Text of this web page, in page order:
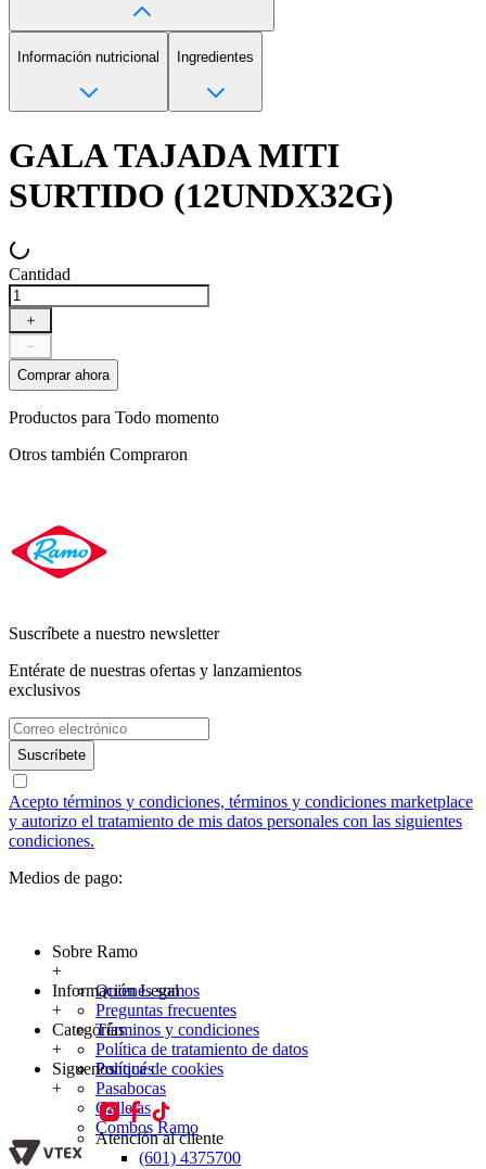
Información nutricional Ingredientes
GALA TAJADA MITI
SURTIDO (12UNDX32G)
Cantidad
＋
－
Comprar ahora
Productos para Todo momento
Otros también Compraron
Suscríbete a nuestro newsletter
Entérate de nuestras ofertas y lanzamientos
exclusivos
Suscríbete
Acepto términos y condiciones, términos y condiciones marketplace
y autorizo el tratamiento de mis datos personales con las siguientes
condiciones.
Medios de pago:
Sobre Ramo
+
Quienes somos
Preguntas frecuentes
Información Legal
+
Términos y condiciones
Política de tratamiento de datos
Política de cookies
Categorías
+
Ponqués
Pasabocas
Galletas
Combos Ramo
Siguenos
+
Atención al cliente
(601) 4375700